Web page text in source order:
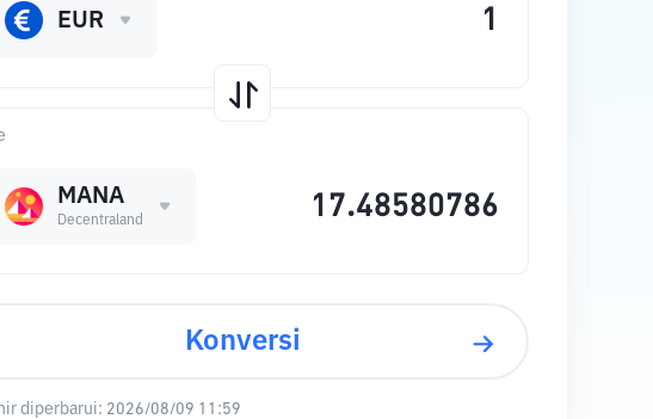
MANA
Decentraland
EUR
Konversi
diperbarui: 2026/08/09 11:59